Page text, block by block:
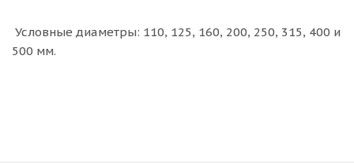
Условные диаметры: 110, 125, 160, 200, 250, 315, 400 и
500 мм.